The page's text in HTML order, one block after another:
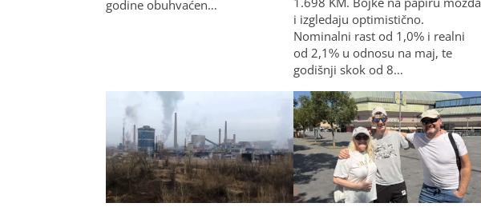
godine obuhvaćen…
i izgledaju optimistično.
Nominalni rast od 1,0% i realni
od 2,1% u odnosu na maj, te
godišnji skok od 8…